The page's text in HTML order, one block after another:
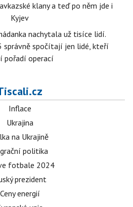
klany a teď po něm jde i
Kyjev
nachytala už tisíce lidí.
správně spočítají jen lidé, kteří
pořadí operací
Inflace
Ukrajina
na Ukrajině
politika
fotbale 2024
prezident
Ceny energií